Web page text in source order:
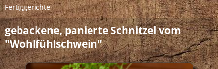
Fertiggerichte
gebackene, panierte Schnitzel vom
"Wohlfühlschwein"